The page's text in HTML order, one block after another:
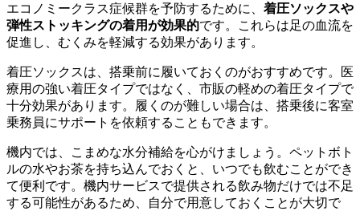
エコノミークラス症候群を予防するために、 着圧ソックスや
弾性ストッキングの着用が効果的です。これらは足の血流を
促進し、むくみを軽減する効果があります。
着圧ソックスは、搭乗前に履いておくのがおすすめです。医
療用の強い着圧タイプではなく、市販の軽めの着圧タイプで
十分効果があります。履くのが難しい場合は、搭乗後に客室
乗務員にサポートを依頼することもできます。
機内では、こまめな水分補給を心がけましょう。ペットボト
ルの水やお茶を持ち込んでおくと、いつでも飲むことができ
て便利です。機内サービスで提供される飲み物だけでは不足
する可能性があるため、自分で用意しておくことが大切で